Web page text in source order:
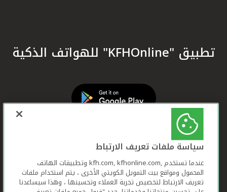
تطبيق "KFHOnline" للهواتف الذكية
سياسة ملفات تعريف الارتباط
عندما تستخدم ,kfh.com, kfhonline.com وتطبيقات الهاتف
المحمول ومواقع بيت التمويل الكويتي الأخرى ، يتم استخدام ملفات
تعريف الارتباط لتخصيص تجربة العملاء وتحسينها ، وهذا سيساعدنا